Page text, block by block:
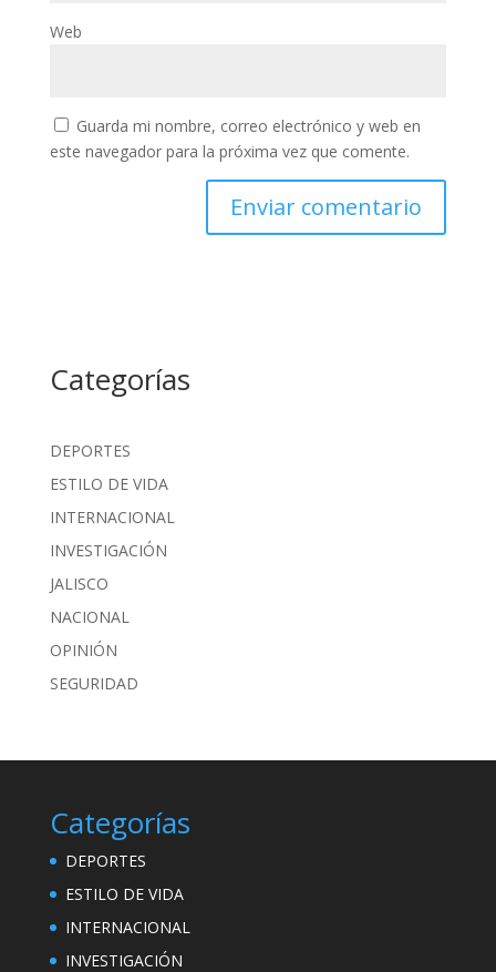
Web
Guarda mi nombre, correo electrónico y web en
este navegador para la próxima vez que comente.
Categorías
DEPORTES
ESTILO DE VIDA
INTERNACIONAL
INVESTIGACIÓN
JALISCO
NACIONAL
OPINIÓN
SEGURIDAD
Categorías
DEPORTES
ESTILO DE VIDA
INTERNACIONAL
INVESTIGACIÓN